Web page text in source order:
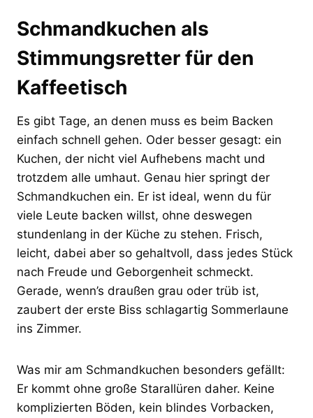
Schmandkuchen als
Stimmungsretter für den
Kaffeetisch
Es gibt Tage, an denen muss es beim Backen
einfach schnell gehen. Oder besser gesagt: ein
Kuchen, der nicht viel Aufhebens macht und
trotzdem alle umhaut. Genau hier springt der
Schmandkuchen ein. Er ist ideal, wenn du für
viele Leute backen willst, ohne deswegen
stundenlang in der Küche zu stehen. Frisch,
leicht, dabei aber so gehaltvoll, dass jedes Stück
nach Freude und Geborgenheit schmeckt.
Gerade, wenn’s draußen grau oder trüb ist,
zaubert der erste Biss schlagartig Sommerlaune
ins Zimmer.
Was mir am Schmandkuchen besonders gefällt:
Er kommt ohne große Starallüren daher. Keine
komplizierten Böden, kein blindes Vorbacken,